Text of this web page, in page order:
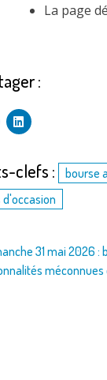
La page
:
clefs : bourse
d'occasion
31 mai 2026 :
méconnues